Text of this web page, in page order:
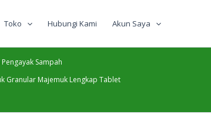
Toko Hubungi Kami Akun Saya
Sampah
Granular Majemuk Lengkap Tablet